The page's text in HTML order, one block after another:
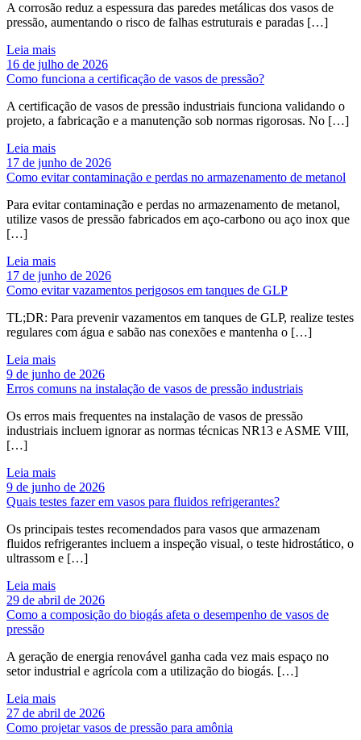
A corrosão reduz a espessura das paredes metálicas dos vasos de
pressão, aumentando o risco de falhas estruturais e paradas […]
Leia mais
16 de julho de 2026
Como funciona a certificação de vasos de pressão?
A certificação de vasos de pressão industriais funciona validando o
projeto, a fabricação e a manutenção sob normas rigorosas. No […]
Leia mais
17 de junho de 2026
Como evitar contaminação e perdas no armazenamento de metanol
Para evitar contaminação e perdas no armazenamento de metanol,
utilize vasos de pressão fabricados em aço-carbono ou aço inox que
[…]
Leia mais
17 de junho de 2026
Como evitar vazamentos perigosos em tanques de GLP
TL;DR: Para prevenir vazamentos em tanques de GLP, realize testes
regulares com água e sabão nas conexões e mantenha o […]
Leia mais
9 de junho de 2026
Erros comuns na instalação de vasos de pressão industriais
Os erros mais frequentes na instalação de vasos de pressão
industriais incluem ignorar as normas técnicas NR13 e ASME VIII,
[…]
Leia mais
9 de junho de 2026
Quais testes fazer em vasos para fluidos refrigerantes?
Os principais testes recomendados para vasos que armazenam
fluidos refrigerantes incluem a inspeção visual, o teste hidrostático, o
ultrassom e […]
Leia mais
29 de abril de 2026
Como a composição do biogás afeta o desempenho de vasos de
pressão
A geração de energia renovável ganha cada vez mais espaço no
setor industrial e agrícola com a utilização do biogás. […]
Leia mais
27 de abril de 2026
Como projetar vasos de pressão para amônia